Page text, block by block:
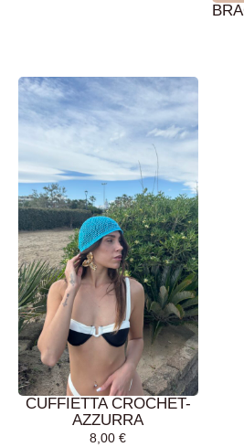
CARRELLO
CUFFIETTA CROCHET-
AZZURRA
8,00€